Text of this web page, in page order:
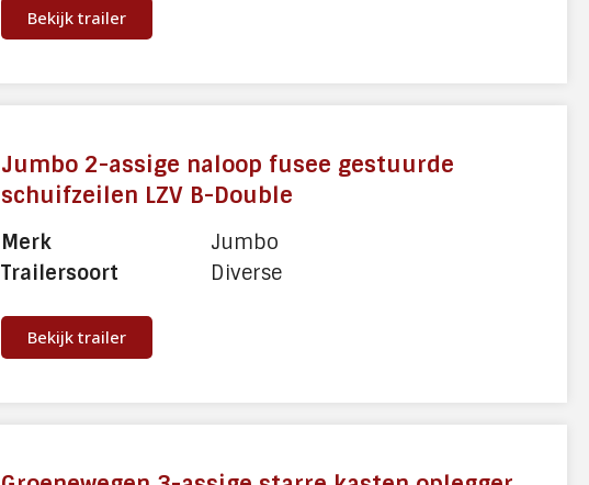
Bekijk trailer
Jumbo 2-assige naloop fusee gestuurde
schuifzeilen LZV B-Double
Merk
Jumbo
Trailersoort
Diverse
Bekijk trailer